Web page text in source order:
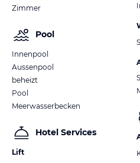
Zimmer
Pool
Innenpool
Aussenpool
beheizt
Pool
Meerwasserbecken
Hotel Services
Lift